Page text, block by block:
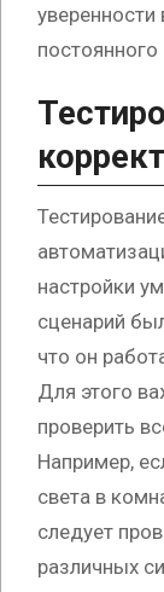
уверенности
постоянного
настройки
сценарий
что он
Для этого
проверить
Например,
света в
следует
различных